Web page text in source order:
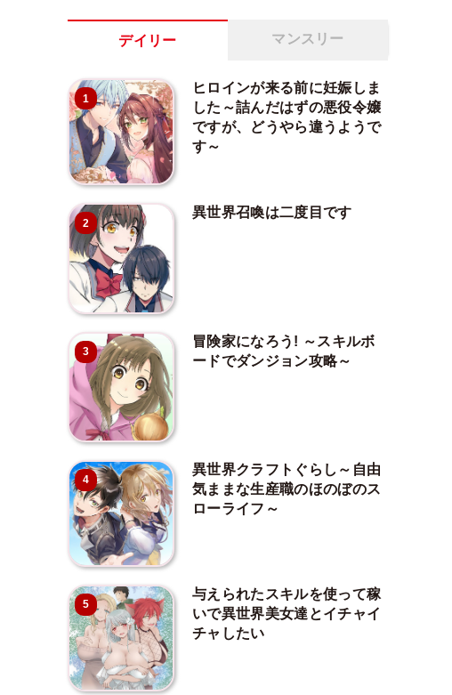
デイリー マンスリー
1
ヒロインが来る前に妊娠しま
した～詰んだはずの悪役令嬢
ですが、どうやら違うようで
す～
2
異世界召喚は二度目です
3
冒険家になろう! ～スキルボ
ードでダンジョン攻略～
4
異世界クラフトぐらし～自由
気ままな生産職のほのぼのス
ローライフ～
5
与えられたスキルを使って稼
いで異世界美女達とイチャイ
チャしたい